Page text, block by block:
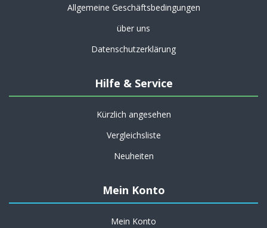
Allgemeine Geschäftsbedingungen
über uns
Datenschutzerklärung
Hilfe & Service
Kürzlich angesehen
Vergleichsliste
Neuheiten
Mein Konto
Mein Konto